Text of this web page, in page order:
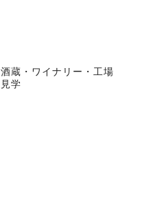
酒蔵・ワイナリー・工場
見学